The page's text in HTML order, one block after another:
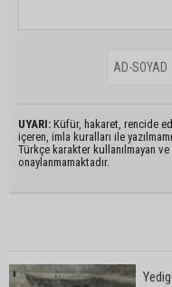
UYARI: Küfür, hakaret, rencide
içeren, imla kuralları ile
Türkçe karakter kullanılmayan
onaylanmamaktadır.